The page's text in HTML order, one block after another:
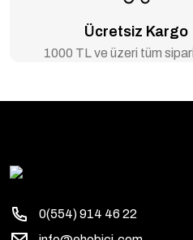
Ücretsiz Kargo
1000 TL ve üzeri tüm
0(554) 914 46 22